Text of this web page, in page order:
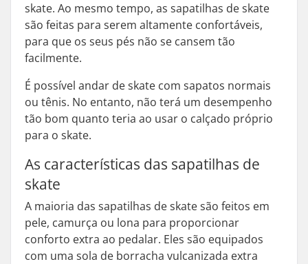
skate. Ao mesmo tempo, as sapatilhas de skate
são feitas para serem altamente confortáveis,
para que os seus pés não se cansem tão
facilmente.
É possível andar de skate com sapatos normais
ou tênis. No entanto, não terá um desempenho
tão bom quanto teria ao usar o calçado próprio
para o skate.
As características das sapatilhas de
skate
A maioria das sapatilhas de skate são feitos em
pele, camurça ou lona para proporcionar
conforto extra ao pedalar. Eles são equipados
com uma sola de borracha vulcanizada extra